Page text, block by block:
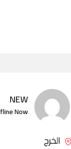
NEW
Now
الخرج